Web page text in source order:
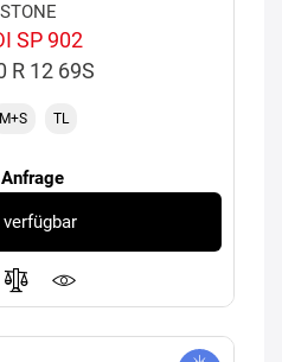
SP 902
R 12 69S
M+S TL